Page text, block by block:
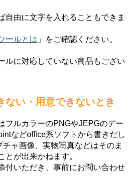
自由に文字を入れることもできま
ールとは 」をご確認ください。
ルに対応していない商品もござい
ない・用意できないとき
フルカラーのPNGやJEPGのデー
などoffice系ソフトから書きだし
ャ画像、実物写真などはそのま
とが出来かねます。
付いただき、事前にお問い合わせ